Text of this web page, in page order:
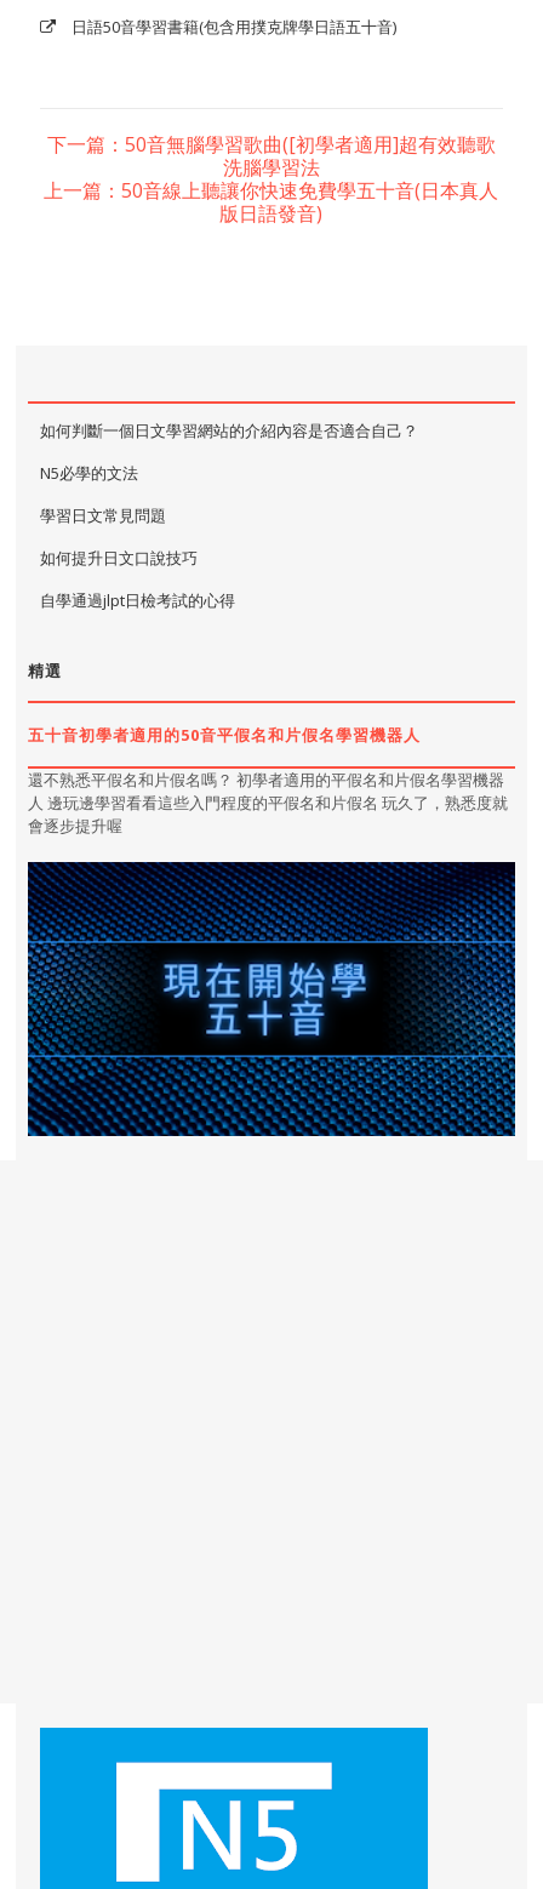
日語50音學習書籍(包含用撲克牌學日語五十音)
下一篇：50音無腦學習歌曲([初學者適用]超有效聽歌
洗腦學習法
上一篇：50音線上聽讓你快速免費學五十音(日本真人
版日語發音)
如何判斷一個日文學習網站的介紹內容是否適合自己？
N5必學的文法
學習日文常見問題
如何提升日文口說技巧
自學通過jlpt日檢考試的心得
精選
五十音初學者適用的50音平假名和片假名學習機器人
還不熟悉平假名和片假名嗎？ 初學者適用的平假名和片假名學習機器
人 邊玩邊學習看看這些入門程度的平假名和片假名 玩久了，熟悉度就
會逐步提升喔